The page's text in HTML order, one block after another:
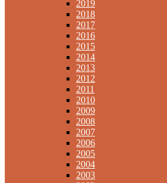
2019
2018
2017
2016
2015
2014
2013
2012
2011
2010
2009
2008
2007
2006
2005
2004
2003